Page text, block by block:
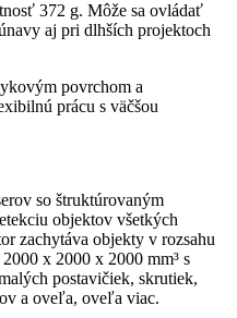
372 g. Môže sa ovládať
aj pri dlhších projektoch
povrchom a
prácu s väčšou
so štruktúrovaným
objektov všetkých
zachytáva objekty v rozsahu
x 2000 x 2000 mm³ s
postavičiek, skrutiek,
a oveľa, oveľa viac.